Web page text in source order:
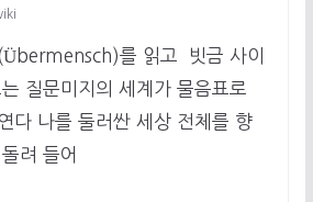
를 읽고 빗금 사이
질문미지의 세계가 물음표로
다 나를 둘러싼 세상 전체를 향
려 들어